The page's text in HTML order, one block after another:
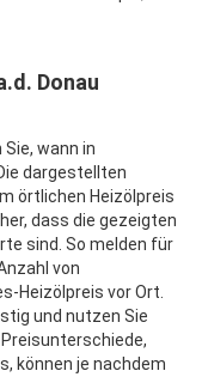
Donau
wann in
dargestellten
örtlichen Heizölpreis
dass die gezeigten
sind. So melden für
von
Heizölpreis vor Ort.
und nutzen Sie
können je nachdem